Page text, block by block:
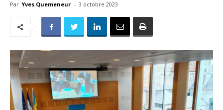
Par Yves Quemeneur - 3 octobre 2023